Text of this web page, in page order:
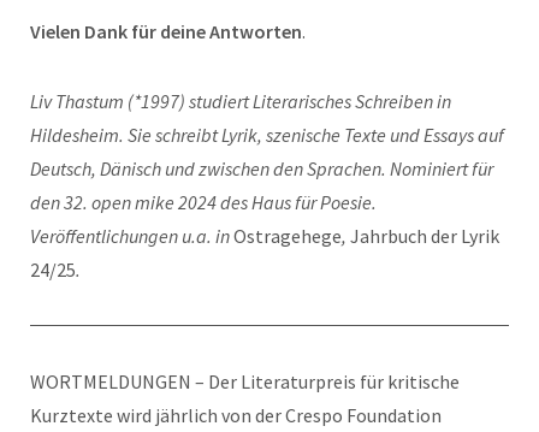
Vielen Dank für deine Antworten.
Liv Thastum (*1997) studiert Literarisches Schreiben in
Hildesheim. Sie schreibt Lyrik, szenische Texte und Essays auf
Deutsch, Dänisch und zwischen den Sprachen. Nominiert für
den 32. open mike 2024 des Haus für Poesie.
Veröffentlichungen u.a. inOstragehege, Jahrbuch der Lyrik
24/25.
WORTMELDUNGEN – Der Literaturpreis für kritische
Kurztexte wird jährlich von der Crespo Foundation